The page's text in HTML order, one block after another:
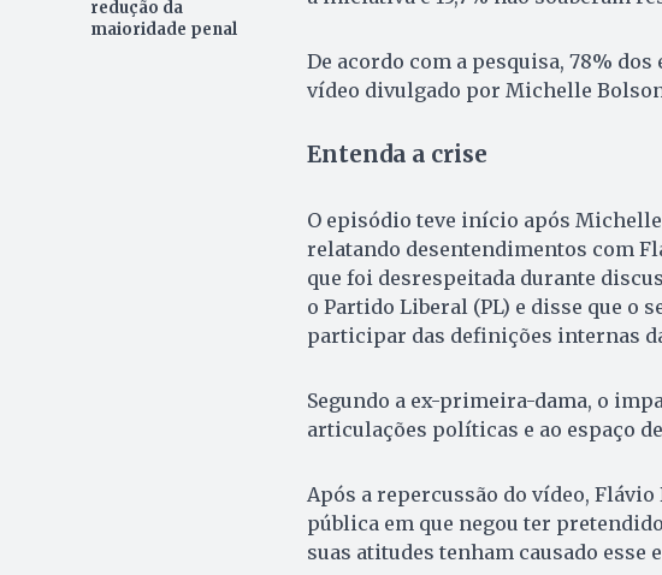
redução da
maioridade penal
De acordo com a pesquisa, 78%
vídeo divulgado por Michelle
Entenda a crise
O episódio teve início após
relatando desentendimentos com
que foi desrespeitada durante
o Partido Liberal (PL) e disse que o
participar das definições internas
Segundo a ex-primeira-dama, o
articulações políticas e ao espaço
Após a repercussão do vídeo,
pública em que negou ter
suas atitudes tenham causado esse